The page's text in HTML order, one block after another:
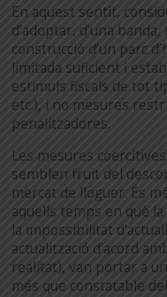
En aquest sentit,
d’adoptar, d’una
construcció d’un parc
limitada suficient i
estímuls fiscals de tot
etc.), i no mesures
penalitzadores.
Les mesures
semblen fruit del
mercat de lloguer. És
aquells temps en què
la impossibilitat
actualització d’acord
realitat), van portar a
més que constatable